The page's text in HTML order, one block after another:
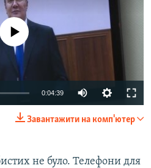
currently available
0:04:39
Завантажити на комп'ютер
не було. Телефони для